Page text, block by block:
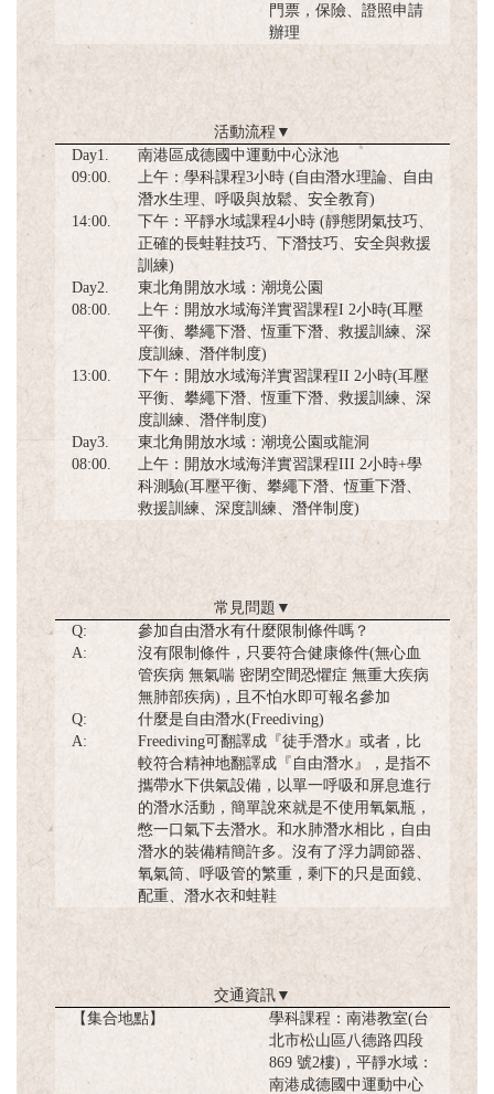
門票，保險、證照申請
辦理
活動流程 ▼
Day1.
南港區成德國中運動中心泳池
09:00.
上午：學科課程3小時 (自由潛水理論、自由
潛水生理、呼吸與放鬆、安全教育)
14:00.
下午：平靜水域課程4小時 (靜態閉氣技巧、
正確的長蛙鞋技巧、下潛技巧、安全與救援
訓練)
Day2.
東北角開放水域：潮境公園
08:00.
上午：開放水域海洋實習課程I 2小時(耳壓
平衡、攀繩下潛、恆重下潛、救援訓練、深
度訓練、潛伴制度)
13:00.
下午：開放水域海洋實習課程II 2小時(耳壓
平衡、攀繩下潛、恆重下潛、救援訓練、深
度訓練、潛伴制度)
Day3.
東北角開放水域：潮境公園或龍洞
08:00.
上午：開放水域海洋實習課程III 2小時+學
科測驗(耳壓平衡、攀繩下潛、恆重下潛、
救援訓練、深度訓練、潛伴制度)
常見問題 ▼
Q:
參加自由潛水有什麼限制條件嗎？
A:
沒有限制條件，只要符合健康條件(無心血
管疾病 無氣喘 密閉空間恐懼症 無重大疾病
無肺部疾病)，且不怕水即可報名參加
Q:
什麼是自由潛水(Freediving)
A:
Freediving可翻譯成『徒手潛水』或者，比
較符合精神地翻譯成『自由潛水』，是指不
攜帶水下供氣設備，以單一呼吸和屏息進行
的潛水活動，簡單說來就是不使用氧氣瓶，
憋一口氣下去潛水。和水肺潛水相比，自由
潛水的裝備精簡許多。沒有了浮力調節器、
氧氣筒、呼吸管的繁重，剩下的只是面鏡、
配重、潛水衣和蛙鞋
交通資訊 ▼
【集合地點】
學科課程：南港教室(台
北市松山區八德路四段
869 號2樓)，平靜水域：
南港成德國中運動中心